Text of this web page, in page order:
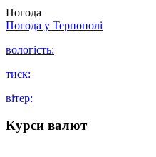
Погода
Погода у Тернополі
вологість:
тиск:
вітер:
Курси валют